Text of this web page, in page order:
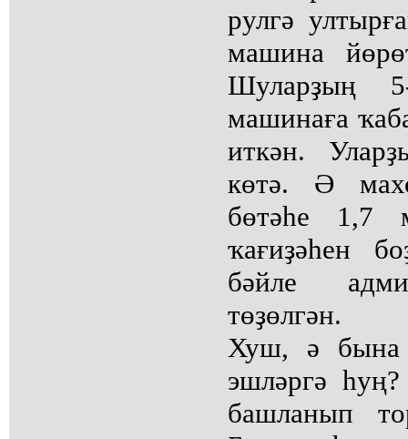
рулгә
машина
Шуларҙың
машинаға
иткән.
көтә. Ә
бөтәһе 1,7
ҡағиҙәһен
бәйле
төҙөлгән.
Хуш, ә бына
эшләргә
башланып